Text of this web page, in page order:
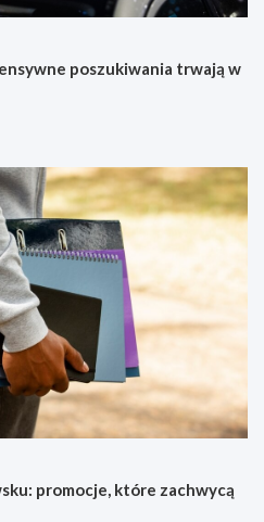
poszukiwania trwają w
promocje, które zachwycą